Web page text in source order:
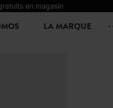
en magasin
LA MARQUE